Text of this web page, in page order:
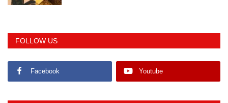
FOLLOW US
Facebook Youtube